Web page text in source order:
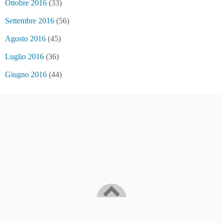
Ottobre 2016 (33)
Settembre 2016 (56)
Agosto 2016 (45)
Luglio 2016 (36)
Giugno 2016 (44)